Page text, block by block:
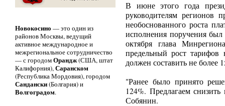
В июне этого года
руководителям регионов
необоснованного роста
исполнения поручения
октября глава
предельный рост
должен составить не более
"Ранее было принято
124%. Предлагаем
Собянин.
Новокосино — это один из
районов Москвы, ведущий
активное международное и
межрегиональное сотрудничество
— с городомОрандж(США, штат
Калифорния),Саранском
(Республика Мордовия), городом
Сандански(Болгария) и
Волгоградом.